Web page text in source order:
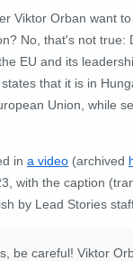
Viktor Orban want
No, that's not true:
EU and its
that it is in
Union, while
in a video (archived
with the caption
by Lead Stories
be careful! Viktor